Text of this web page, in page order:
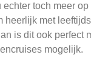
toch meer
heerlijk met
is dit ook perfect
mogelijk.